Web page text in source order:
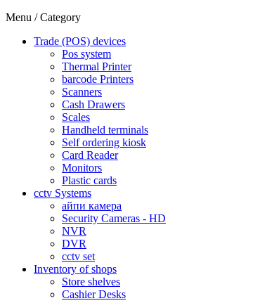
Menu / Category
Trade (POS) devices
Pos system
Thermal Printer
barcode Printers
Scanners
Cash Drawers
Scales
Handheld terminals
Self ordering kiosk
Card Reader
Monitors
Plastic cards
cctv Systems
айпи камера
Security Cameras - HD
NVR
DVR
cctv set
Inventory of shops
Store shelves
Cashier Desks